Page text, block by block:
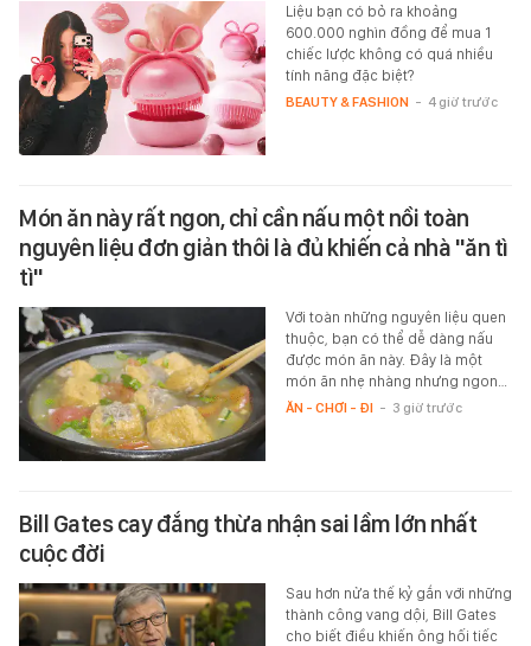
Liệu bạn có bỏ ra khoảng
600.000 nghìn đồng để mua 1
chiếc lược không có quá nhiều
tính năng đặc biệt?
BEAUTY & FASHION - 4 giờ trước
Món ăn này rất ngon, chỉ cần nấu một nồi toàn
nguyên liệu đơn giản thôi là đủ khiến cả nhà "ăn tì
tì"
Với toàn những nguyên liệu quen
thuộc, bạn có thể dễ dàng nấu
được món ăn này. Đây là một
món ăn nhẹ nhàng nhưng ngon…
ĂN - CHƠI - ĐI - 3 giờ trước
Bill Gates cay đắng thừa nhận sai lầm lớn nhất
cuộc đời
Sau hơn nửa thế kỷ gắn với những
thành công vang dội, Bill Gates
cho biết điều khiến ông hối tiếc